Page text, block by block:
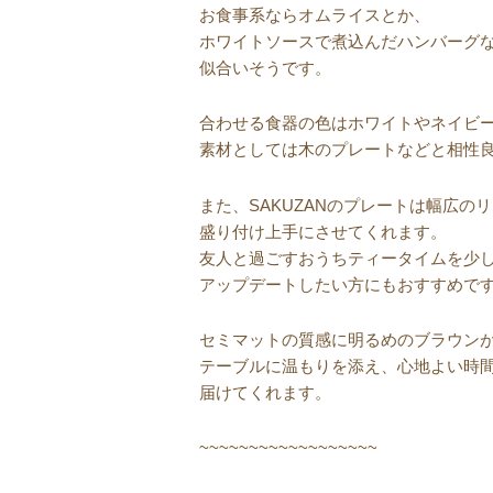
お食事系ならオムライスとか、
ホワイトソースで煮込んだハンバーグ
似合いそうです。
合わせる食器の色はホワイトやネイビー
素材としては木のプレートなどと相性良
また、SAKUZANのプレートは幅広の
盛り付け上手にさせてくれます。
友人と過ごすおうちティータイムを少し
アップデートしたい方にもおすすめです
セミマットの質感に明るめのブラウン
テーブルに温もりを添え、心地よい時
届けてくれます。
~~~~~~~~~~~~~~~~~~